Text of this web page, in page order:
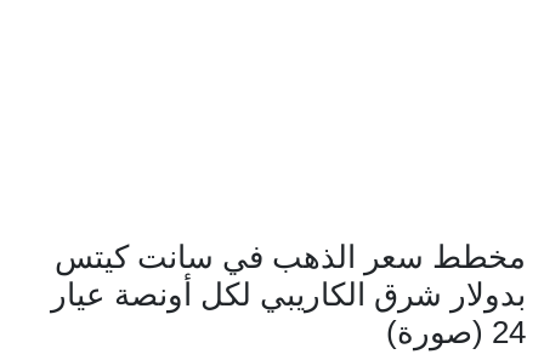
مخطط سعر الذهب في سانت كيتس
بدولار شرق الكاريبي لكل أونصة عيار
24 (صورة)